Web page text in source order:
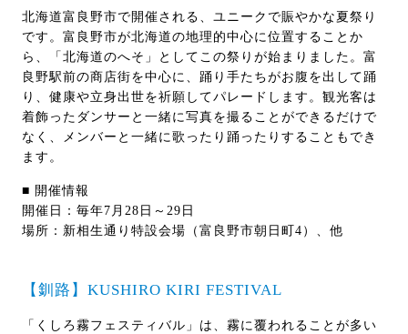
北海道富良野市で開催される、ユニークで賑やかな夏祭り
です。富良野市が北海道の地理的中心に位置することか
ら、「北海道のへそ」としてこの祭りが始まりました。富
良野駅前の商店街を中心に、踊り手たちがお腹を出して踊
り、健康や立身出世を祈願してパレードします。観光客は
着飾ったダンサーと一緒に写真を撮ることができるだけで
なく、メンバーと一緒に歌ったり踊ったりすることもでき
ます。
■ 開催情報
開催日：毎年7月28日～29日
場所：新相生通り特設会場（富良野市朝日町4）、他
【釧路】KUSHIRO KIRI FESTIVAL
「くしろ霧フェスティバル」は、霧に覆われることが多い